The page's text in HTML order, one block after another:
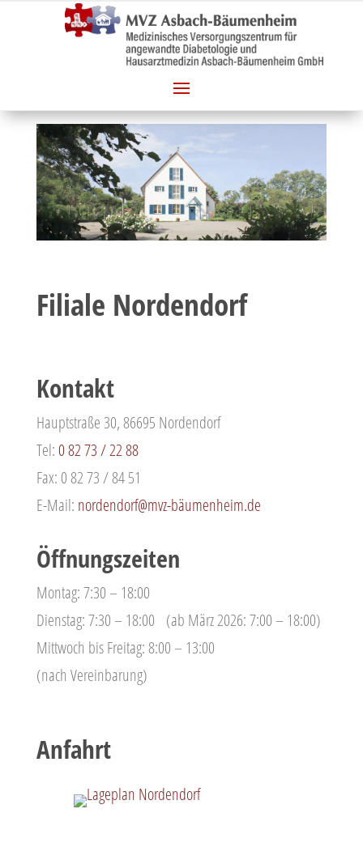
Filiale Nordendorf
Kontakt
Hauptstraße 30, 86695 Nordendorf
Tel:0 82 73 / 22 88
Fax: 0 82 73 / 84 51
E-Mail: nordendorf@mvz-bäumenheim.de
Öffnungszeiten
Montag: 7:30 – 18:00
Dienstag: 7:30 – 18:00 (ab März 2026: 7:00 – 18:00)
Mittwoch bis Freitag: 8:00 – 13:00
(nach Vereinbarung)
Anfahrt